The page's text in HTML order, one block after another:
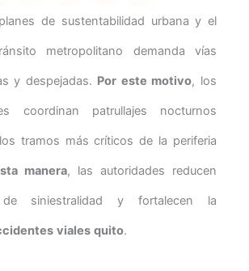
de sustentabilidad urbana y el
metropolitano demanda vías
y despejadas. Por este motivo, los
coordinan patrullajes nocturnos
tramos más críticos de la periferia
manera, las autoridades reducen
siniestralidad y fortalecen la
viales quito.